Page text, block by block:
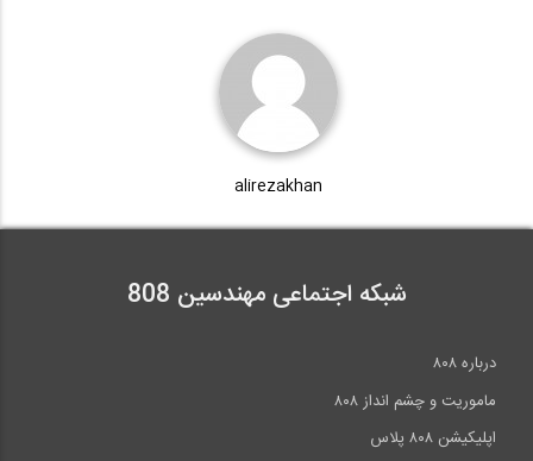
سری انتقال تجربه (مهندس پورصدر)، چرا...
alirezakhan
شبکه اجتماعی مهندسین 808
درباره ۸۰۸
ماموریت و چشم انداز ۸۰۸
اپلیکیشن ۸۰۸ پلاس